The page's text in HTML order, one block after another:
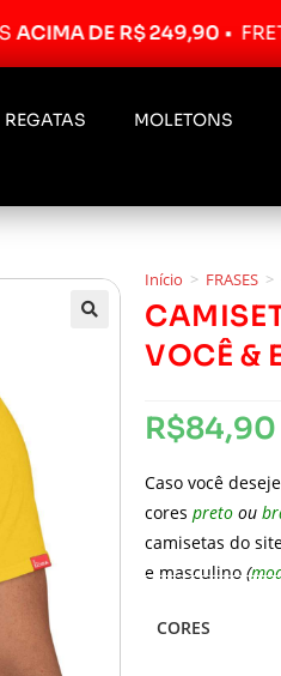
DE R$ 249,90• FRETE
REGATAS MOLETONS
Início > FRASES >
VOCÊ &
R$84,90
Caso você
cores preto ou
camisetas do
e masculino (
CORES